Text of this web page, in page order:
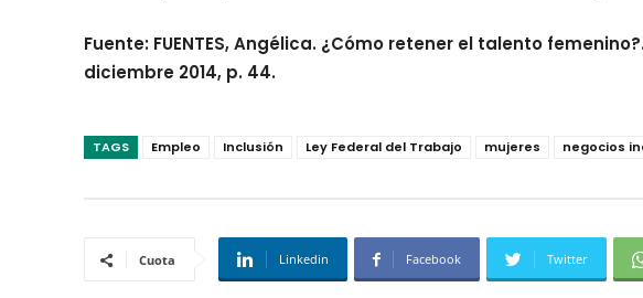
Fuente: FUENTES, Angélica. ¿Cómo retener el talento
diciembre 2014, p. 44.
TAGS Empleo Inclusión Ley Federal del Trabajo mujeres negocios
Cuota Linkedin Facebook Twitter